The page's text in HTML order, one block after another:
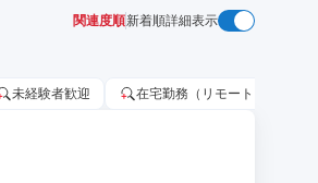
関連度順新着順詳細表示
未経験者歓迎 在宅勤務（リモートワーク）OK